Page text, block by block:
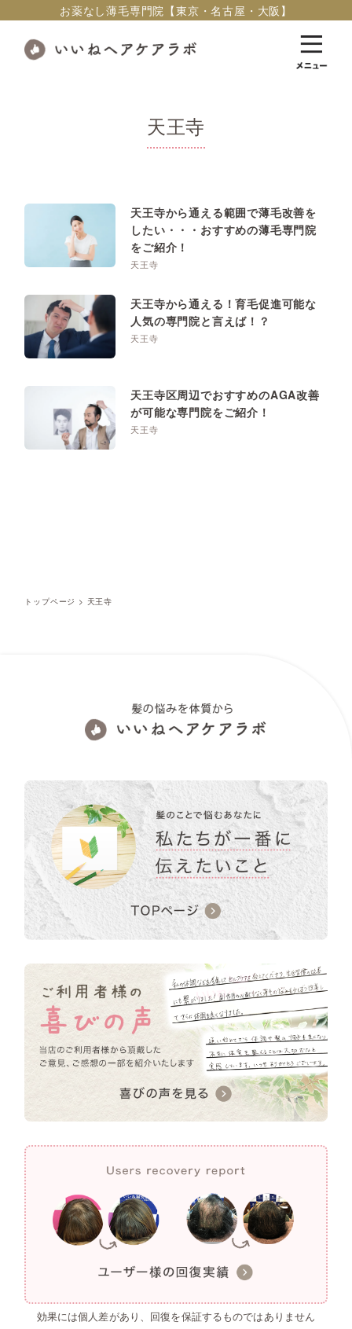
お薬なし薄毛専門院【東京・名古屋・大阪】
天王寺
天王寺から通える範囲で薄毛改善を
したい・・・おすすめの薄毛専門院
をご紹介！
天王寺
天王寺から通える！育毛促進可能な
人気の専門院と言えば！？
天王寺
天王寺区周辺でおすすめのAGA改善
が可能な専門院をご紹介！
天王寺
トップページ > 天王寺
効果には個人差があり、回復を保証するものではありません